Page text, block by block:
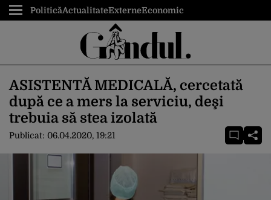
PoliticăActualitateExterneEconomic
ASISTENTĂ MEDICALĂ, cercetată
după ce a mers la serviciu, deşi
trebuia să stea izolată
Publicat: 06.04.2020, 19:21